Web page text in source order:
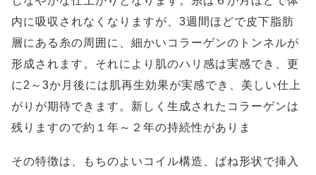
内に吸収されなくなりますが、3週間ほどで皮下脂肪
層にある糸の周囲に、細かいコラーゲンのトンネルが
形成されます。それにより肌のハリ感は実感でき、更
に2～3か月後には肌再生効果が実感でき、美しい仕上
がりが期待できます。新しく生成されたコラーゲンは
残りますので約１年～２年の持続性がありま
その特徴は、もちのよいコイル構造、ばね形状で挿入